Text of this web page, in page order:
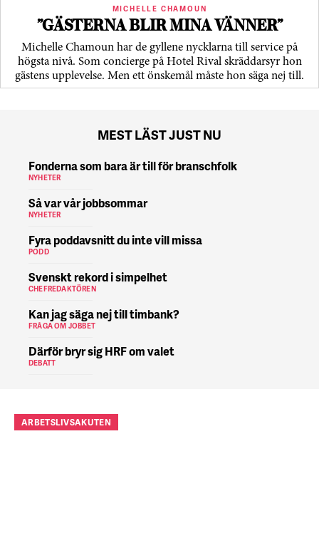
MICHELLE CHAMOUN
”GÄSTERNA BLIR MINA VÄNNER”
Michelle Chamoun har de gyllene nycklarna till service på
högsta nivå. Som concierge på Hotel Rival skräddarsyr hon
gästens upp­levelse. Men ett önskemål måste hon säga nej till.
MEST LÄST JUST NU
Fonderna som bara är till för branschfolk
NYHETER
Så var vår jobbsommar
NYHETER
Fyra poddavsnitt du inte vill missa
PODD
Svenskt rekord i simpelhet
CHEFREDAKTÖREN
Kan jag säga nej till timbank?
FRÅGA OM JOBBET
Därför bryr sig HRF om valet
DEBATT
ARBETSLIVSAKUTEN